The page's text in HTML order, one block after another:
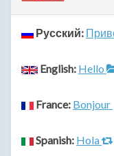
Русский:
English: Hello
France: Bonjour
Spanish: Hola